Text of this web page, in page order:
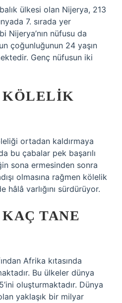
ülkesi olan Nijerya, 213
7. sırada yer
Nijerya’nın nüfusu da
çoğunluğunun 24 yaşın
Genç nüfusun iki
KÖLELIK
ortadan kaldırmaya
bu çabalar pek başarılı
sona ermesinden sonra
olmasına rağmen kölelik
hâlâ varlığını sürdürüyor.
TANE
Afrika kıtasında
Bu ülkeler dünya
oluşturmaktadır. Dünya
yaklaşık bir milyar